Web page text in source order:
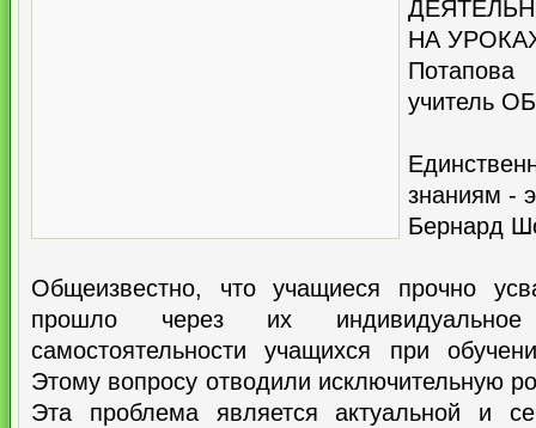
НА
учитель
знаниям -
Бернард
Общеизвестно, что учащиеся прочно
прошло через их
самостоятельности учащихся при
Этому вопросу отводили исключительную
Эта проблема является актуальной и